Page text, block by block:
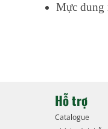
Mực dung
Hỗ trợ
​Catalogue